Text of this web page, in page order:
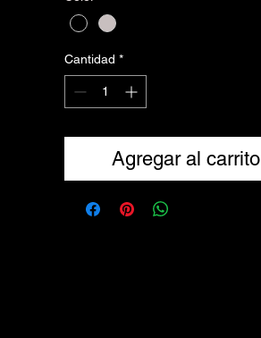
Cantidad *
Agregar al carrito